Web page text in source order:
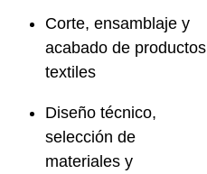
Corte, ensamblaje y
acabado de productos
textiles
Diseño técnico,
selección de
materiales y